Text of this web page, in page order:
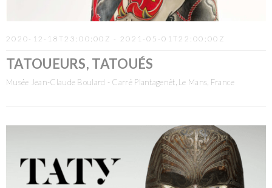
2020-12-18T23:00:00Z - 2021-05-01T22:00:00Z
TATOUEURS, TATOUÉS
Musée Jean-Claude Boulard - Carré Plantagenêt, Le Mans, France